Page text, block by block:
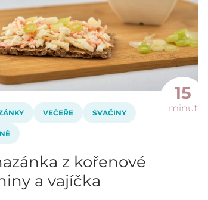
15
minut
VEČEŘE SVAČINY
z kořenové
a vajíčka